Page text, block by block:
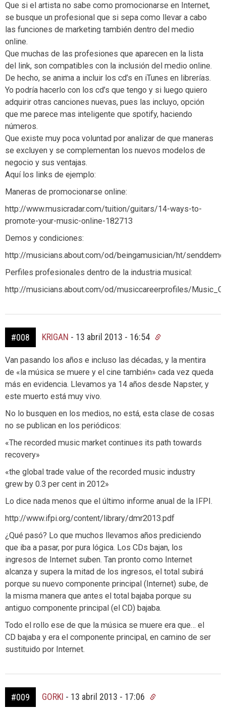
Que si el artista no sabe como promocionarse en Internet,
se busque un profesional que si sepa como llevar a cabo
las funciones de marketing también dentro del medio
online.
Que muchas de las profesiones que aparecen en la lista
del link, son compatibles con la inclusión del medio online.
De hecho, se anima a incluir los cd’s en iTunes en librerías.
Yo podría hacerlo con los cd’s que tengo y si luego quiero
adquirir otras canciones nuevas, pues las incluyo, opción
que me parece mas inteligente que spotify, haciendo
números.
Que existe muy poca voluntad por analizar de que maneras
se excluyen y se complementan los nuevos modelos de
negocio y sus ventajas.
Aquí los links de ejemplo:
Maneras de promocionarse online:
http://www.musicradar.com/tuition/guitars/14-ways-to-
promote-your-music-online-182713
Demos y condiciones:
http://musicians.about.com/od/beingamusician/ht/
Perfiles profesionales dentro de la industria musical:
http://musicians.about.com/od/musiccareerprofiles/
#008 KRIGAN - 13 abril 2013 - 16:54
Van pasando los años e incluso las décadas, y la mentira
de «la música se muere y el cine también» cada vez queda
más en evidencia. Llevamos ya 14 años desde Napster, y
este muerto está muy vivo.
No lo busquen en los medios, no está, esta clase de cosas
no se publican en los periódicos:
«The recorded music market continues its path towards
recovery»
«the global trade value of the recorded music industry
grew by 0.3 per cent in 2012»
Lo dice nada menos que el último informe anual de la IFPI.
http://www.ifpi.org/content/library/dmr2013.pdf
¿Qué pasó? Lo que muchos llevamos años prediciendo
que iba a pasar, por pura lógica. Los CDs bajan, los
ingresos de Internet suben. Tan pronto como Internet
alcanza y supera la mitad de los ingresos, el total subirá
porque su nuevo componente principal (Internet) sube, de
la misma manera que antes el total bajaba porque su
antiguo componente principal (el CD) bajaba.
Todo el rollo ese de que la música se muere era que… el
CD bajaba y era el componente principal, en camino de ser
sustituido por Internet.
#009 GORKI - 13 abril 2013 - 17:06